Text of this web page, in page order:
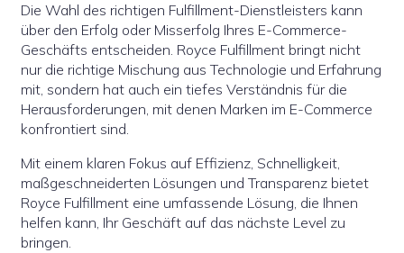
Die Wahl des richtigen Fulfillment-Dienstleisters kann
über den Erfolg oder Misserfolg Ihres E-Commerce-
Geschäfts entscheiden. Royce Fulfillment bringt nicht
nur die richtige Mischung aus Technologie und Erfahrung
mit, sondern hat auch ein tiefes Verständnis für die
Herausforderungen, mit denen Marken im E-Commerce
konfrontiert sind.
Mit einem klaren Fokus auf Effizienz, Schnelligkeit,
maßgeschneiderten Lösungen und Transparenz bietet
Royce Fulfillment eine umfassende Lösung, die Ihnen
helfen kann, Ihr Geschäft auf das nächste Level zu
bringen.